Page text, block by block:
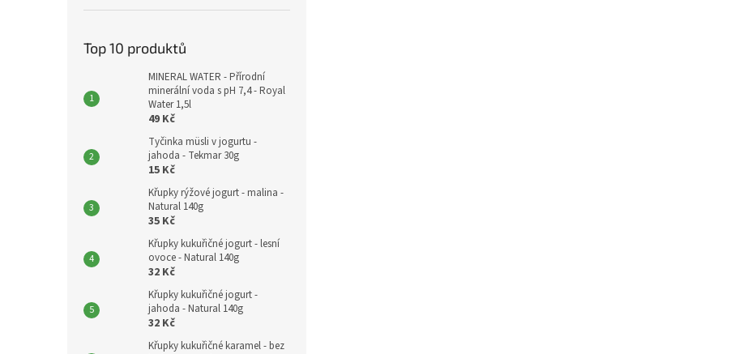
Top 10 produktů
MINERAL WATER - Přírodní
minerální voda s pH 7,4 - Royal
Water 1,5l
49 Kč
Tyčinka müsli v jogurtu -
jahoda - Tekmar 30g
15 Kč
Křupky rýžové jogurt - malina -
Natural 140g
35 Kč
Křupky kukuřičné jogurt - lesní
ovoce - Natural 140g
32 Kč
Křupky kukuřičné jogurt -
jahoda - Natural 140g
32 Kč
Křupky kukuřičné karamel - bez